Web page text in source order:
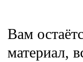
Вам
материал,